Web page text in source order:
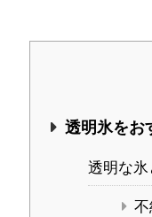
透明氷をお
透明な